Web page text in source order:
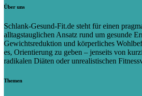
Über uns
Schlank-Gesund-Fit.de steht für einen
alltagstauglichen Ansatz rund um gesunde
Gewichtsreduktion und körperliches
es, Orientierung zu geben – jenseits von
radikalen Diäten oder unrealistischen
Themen